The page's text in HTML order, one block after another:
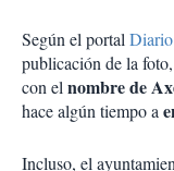
Según el portal
publicación de la
con el nombre de
hace algún tiempo a
Incluso, el